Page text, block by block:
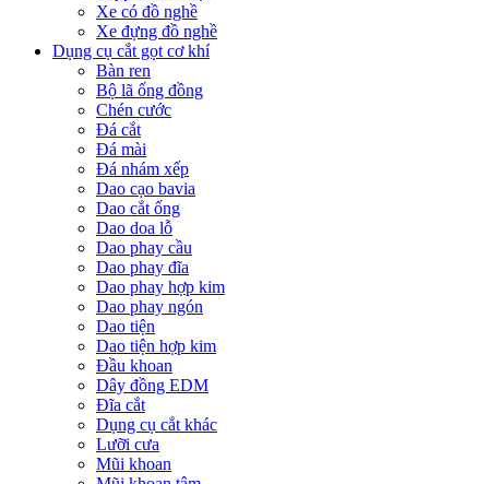
Xe có đồ nghề
Xe đựng đồ nghề
Dụng cụ cắt gọt cơ khí
Bàn ren
Bộ lã ống đồng
Chén cước
Đá cắt
Đá mài
Đá nhám xếp
Dao cạo bavia
Dao cắt ống
Dao doa lỗ
Dao phay cầu
Dao phay đĩa
Dao phay hợp kim
Dao phay ngón
Dao tiện
Dao tiện hợp kim
Đầu khoan
Dây đồng EDM
Đĩa cắt
Dụng cụ cắt khác
Lưỡi cưa
Mũi khoan